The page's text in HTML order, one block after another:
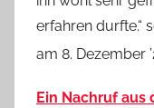
erfahren durfte.“
am 8. Dezember
Ein Nachruf aus